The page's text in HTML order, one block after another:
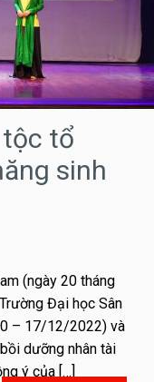
tộc tổ
sinh
(ngày 20 tháng
Đại học Sân
– 17/12/2022) và
dưỡng nhân tài
ý của […]